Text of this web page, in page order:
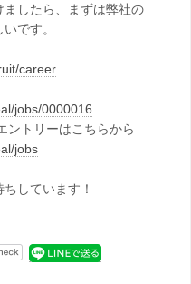
したら、まずは弊社の
です。
career
jobs/0000016
ントリーはこちらから
jobs
しています！